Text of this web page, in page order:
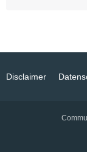
Disclaimer